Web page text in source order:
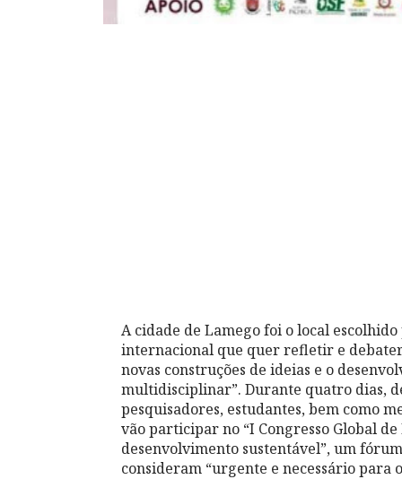
A cidade de Lamego foi o local
internacional que quer refletir e
novas construções de ideias e o
multidisciplinar”. Durante quatro dias,
pesquisadores, estudantes, bem como
vão participar no “I Congresso Global
desenvolvimento sustentável”, um
consideram “urgente e necessário para